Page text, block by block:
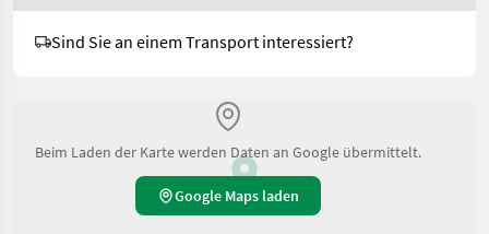
Sind Sie an einem Transport interessiert?
Beim Laden der Karte werden Daten an Google übermittelt.
Google Maps laden